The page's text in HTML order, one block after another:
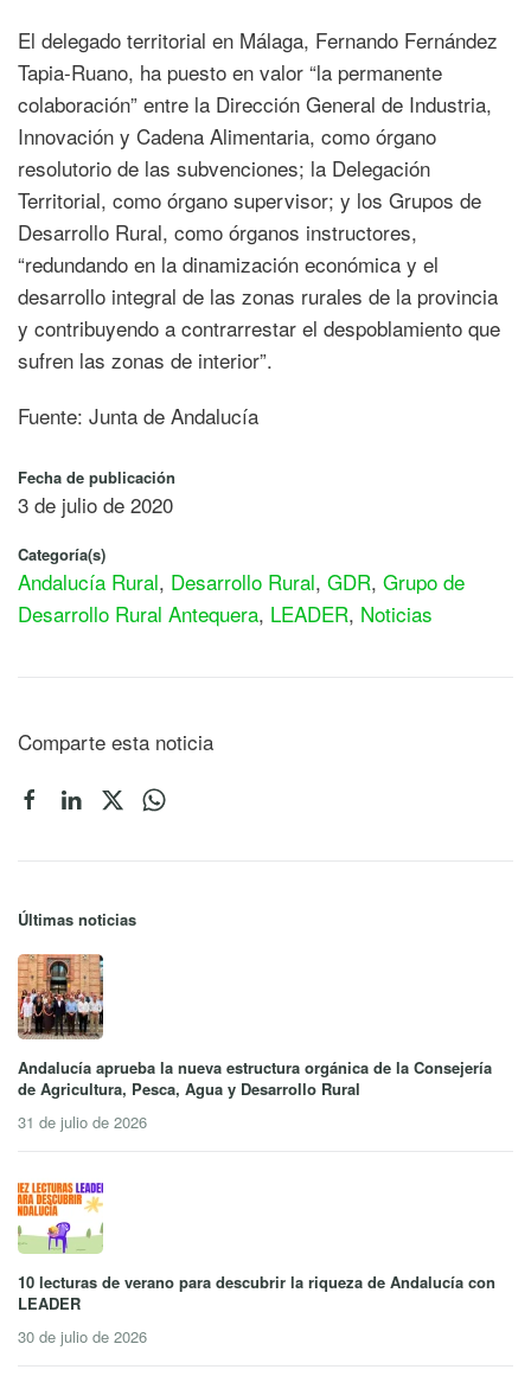
El delegado territorial en Málaga, Fernando Fernández
Tapia-Ruano, ha puesto en valor “la permanente
colaboración” entre la Dirección General de Industria,
Innovación y Cadena Alimentaria, como órgano
resolutorio de las subvenciones; la Delegación
Territorial, como órgano supervisor; y los Grupos de
Desarrollo Rural, como órganos instructores,
“redundando en la dinamización económica y el
desarrollo integral de las zonas rurales de la provincia
y contribuyendo a contrarrestar el despoblamiento que
sufren las zonas de interior”.
Fuente: Junta de Andalucía
Fecha de publicación
3 de julio de 2020
Categoría(s)
Andalucía Rural, Desarrollo Rural, GDR, Grupo de
Desarrollo Rural Antequera, LEADER, Noticias
Comparte esta noticia
Últimas noticias
Andalucía aprueba la nueva estructura orgánica de la Consejería
de Agricultura, Pesca, Agua y Desarrollo Rural
31 de julio de 2026
10 lecturas de verano para descubrir la riqueza de Andalucía con
LEADER
30 de julio de 2026